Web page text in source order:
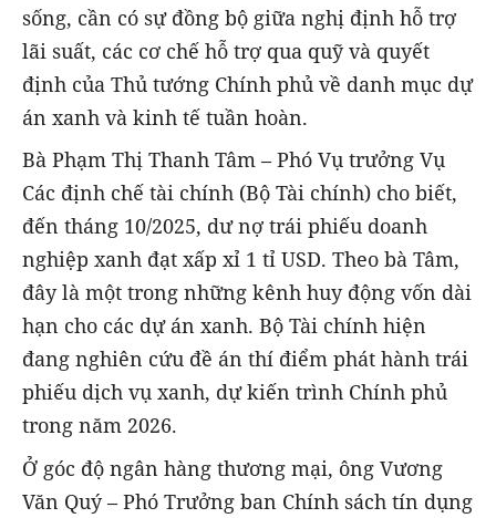
sống, cần có sự đồng bộ giữa nghị định hỗ trợ
lãi suất, các cơ chế hỗ trợ qua quỹ và quyết
định của Thủ tướng Chính phủ về danh mục dự
án xanh và kinh tế tuần hoàn.
Bà Phạm Thị Thanh Tâm – Phó Vụ trưởng Vụ
Các định chế tài chính (Bộ Tài chính) cho biết,
đến tháng 10/2025, dư nợ trái phiếu doanh
nghiệp xanh đạt xấp xỉ 1 tỉ USD. Theo bà Tâm,
đây là một trong những kênh huy động vốn dài
hạn cho các dự án xanh. Bộ Tài chính hiện
đang nghiên cứu đề án thí điểm phát hành trái
phiếu dịch vụ xanh, dự kiến trình Chính phủ
trong năm 2026.
Ở góc độ ngân hàng thương mại, ông Vương
Văn Quý – Phó Trưởng ban Chính sách tín dụng